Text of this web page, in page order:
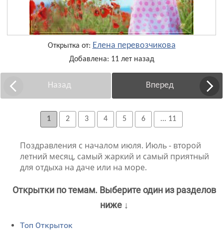
Открытка от: Елена перевозчикова
Добавлена: 11 лет назад
Назад Вперед
1 2 3 4 5 6 ... 11
Поздравления с началом июля. Июль - второй
летний месяц, самый жаркий и самый приятный
для отдыха на даче или на море.
Открытки по темам. Выберите один из разделов
ниже ↓
Топ Открыток